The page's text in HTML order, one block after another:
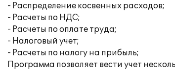
- Распределение косвенных расходов;
- Расчеты по НДС;
- Расчеты по оплате труда;
- Налоговый учет;
- Расчеты по налогу на прибыль;
Программа позволяет вести учет